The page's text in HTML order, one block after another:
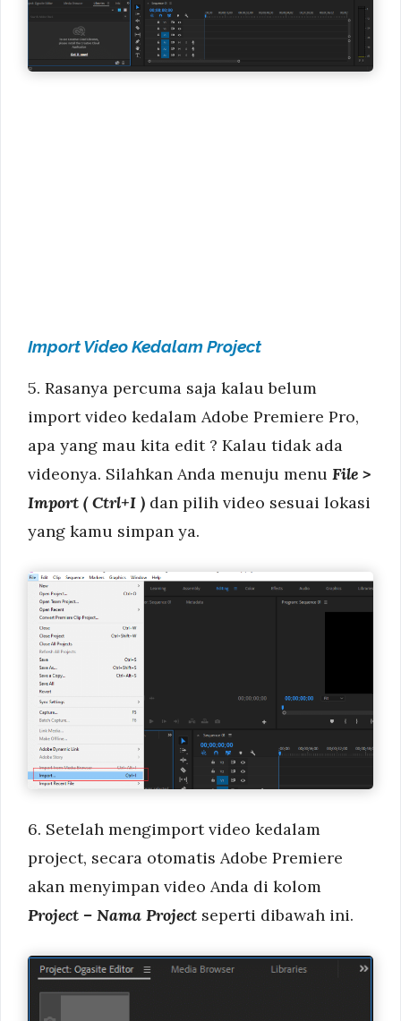
Import Video Kedalam Project
5. Rasanya percuma saja kalau belum
import video kedalam Adobe Premiere Pro,
apa yang mau kita edit ? Kalau tidak ada
videonya. Silahkan Anda menuju menu File >
Import ( Ctrl+I ) dan pilih video sesuai lokasi
yang kamu simpan ya.
6. Setelah mengimport video kedalam
project, secara otomatis Adobe Premiere
akan menyimpan video Anda di kolom
Project – Nama Project seperti dibawah ini.